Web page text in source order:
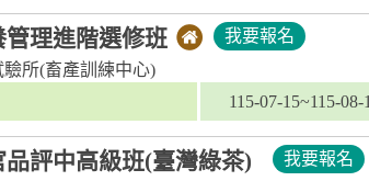
管理進階選修班
我要報名
驗所(畜產訓練中心)
115-07-15~115-08-
評中高級班(臺灣綠茶)
我要報名